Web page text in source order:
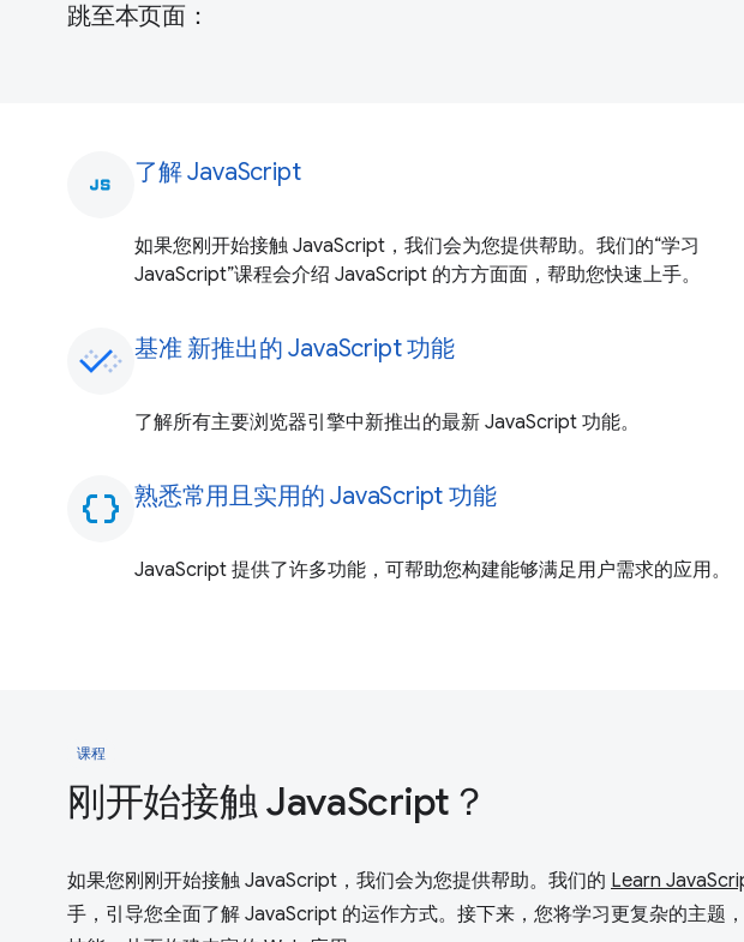
跳至本页面：
javascript 了解 JavaScript
如果您刚开始接触 JavaScript，我们会为您提供帮助。我们的“学习
JavaScript”课程会介绍 JavaScript 的方方面面，帮助您快速上手。
基准 新推出的 JavaScript 功能
了解所有主要浏览器引擎中新推出的最新 JavaScript 功能。
data_object 熟悉常用且实用的 JavaScript 功能
JavaScript 提供了许多功能，可帮助您构建能够满足用户需求的应用。
课程
刚开始接触 JavaScript？
如果您刚刚开始接触 JavaScript，我们会为您提供帮助。我们的 Learn
手，引导您全面了解 JavaScript 的运作方式。接下来，您将学习更复杂的主题